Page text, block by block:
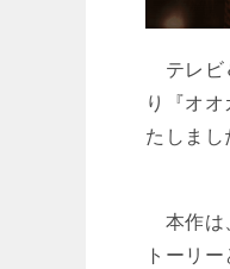
テレビ
り『オ
たしまし
本作は
トーリ